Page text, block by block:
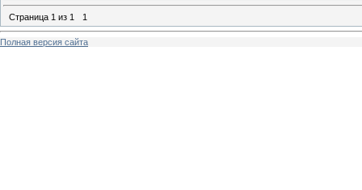
Страница 1 из 1 1
Полная версия сайта